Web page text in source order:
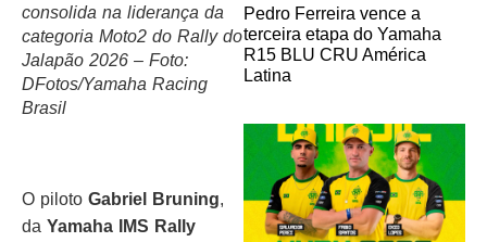
consolida na liderança da
categoria Moto2 do Rally do
Jalapão 2026 – Foto:
DFotos/Yamaha Racing
Brasil
O piloto Gabriel Bruning,
da Yamaha IMS Rally
Pedro Ferreira vence a
terceira etapa do Yamaha
R15 BLU CRU América
Latina